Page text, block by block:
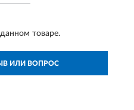
товаре.
ИЛИ ВОПРОС